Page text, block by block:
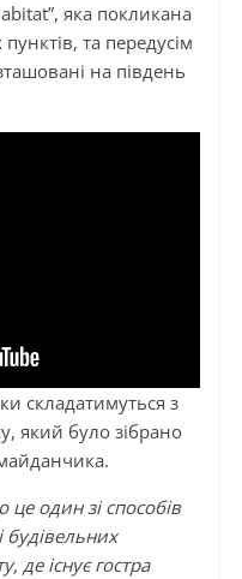
яка покликана
та передусім
на південь
складатимуться з
який було зібрано
один зі способів
де існує гостра